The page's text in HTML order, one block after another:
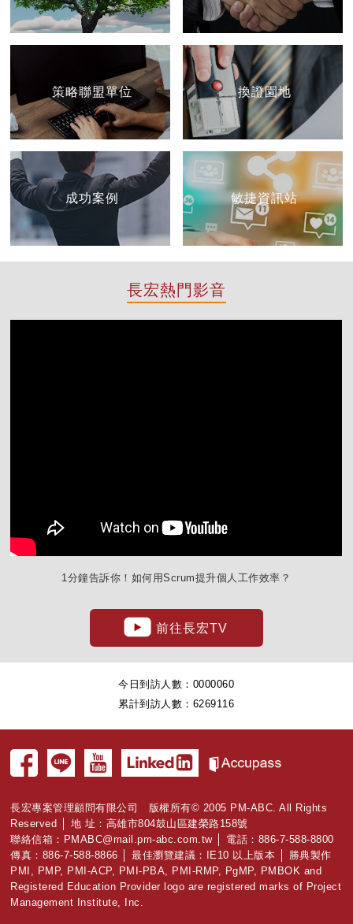
策略聯盟單位 換證園地
成功案例 敏捷資訊站
長宏熱門影音
1分鐘告訴你！如何用Scrum提升個人工作效率？
前往長宏TV
今日到訪人數： 0000060
累計到訪人數： 6269116
長宏專案管理顧問有限公司 版權所有© 2005 PM-ABC. All Rights
Reserved │ 地 址 ：高雄市804鼓山區建榮路158號
聯絡信箱： PMABC@mail.pm-abc.com.tw│ 電話：886-7-588-8800
傳真：886-7-588-8866 │ 最佳瀏覽建議：IE10 以上版本 │ 勝典製作
PMI, PMP, PMI-ACP, PMI-PBA, PMI-RMP, PgMP, PMBOK and
Registered Education Provider logo are registered marks of Project
Management Institute, Inc.